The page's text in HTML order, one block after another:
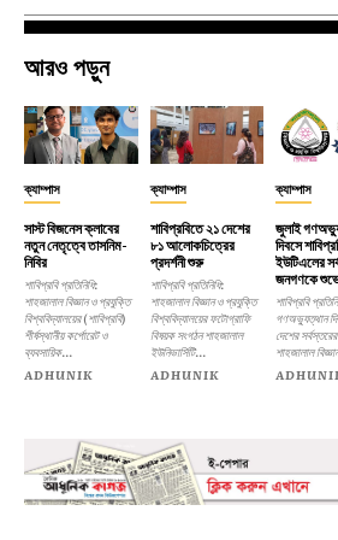
আরও পড়ুন
ক্যাম্পাস
সাস্ট বিজনেস ক্লাবের
নতুন নেতৃত্বে তাসনিম-
নিবির
শাবিপ্রবি প্রতিনিধি:
শাহজালাল বিজ্ঞান ও প্রযুক্তি
বিশ্ববিদ্যালয়ের (শাবিপ্রবি)
শীর্ষস্থানীয় কর্পোরেট ও
ব্যবসায়িক...
ADHUNIK
ক্যাম্পাস
শাবিপ্রবিতে ২১ দেশের
৮১ আলোকচিত্রের
প্রদর্শনী শুরু
শাবিপ্রবি প্রতিনিধি:
শাহজালাল বিজ্ঞান ও প্রযুক্তি
বিশ্ববিদ্যালয়ের ফটোগ্রাফি
বিষয়ক সংগঠন শাহজালাল
ইউনিভার্সিটি...
ADHUNIK
ক্যাম্পাস
জুলাই
দিবসে
ইউটিএলের
জনগণকে
শাবিপ্রবি প্রতিনিধি:
গণঅভ্যুত্থান
দেশের
শাহজালাল